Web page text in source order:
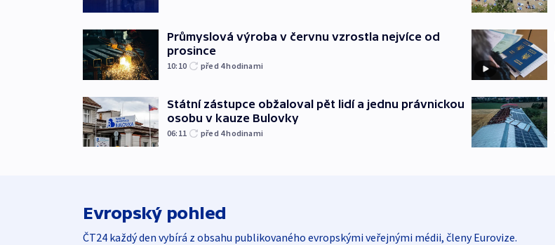
Průmyslová výroba v červnu vzrostla nejvíce od
prosince
10:10 před 4hodinami
Státní zástupce obžaloval pět lidí a jednu právnickou
osobu v kauze Bulovky
06:11 před 4hodinami
Evropský pohled
ČT24 každý den vybírá z obsahu publikovaného evropskými veřejnými médii, členy Eurovize.